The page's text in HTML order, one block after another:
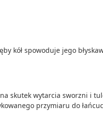
kół spowoduje jego
skutek wytarcia sworzni i
przymiaru do